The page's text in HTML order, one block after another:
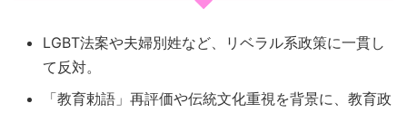
LGBT法案や夫婦別姓など、リベラル系政策に一貫し
て反対。
「教育勅語」再評価や伝統文化重視を背景に、教育政